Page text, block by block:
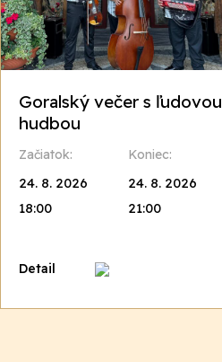
Goralský večer s ľudovou
hudbou
Začiatok:
24. 8. 2026
18:00
Koniec:
24. 8. 2026
21:00
Detail